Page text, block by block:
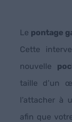
Le pontage
Cette
nouvelle
taille d’un
l’attacher à
afin que